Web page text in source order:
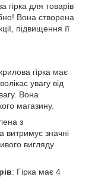
гірка для товарів
Вона створена
підвищення її
гірка має
увагу від
Вона
магазину.
з
витримує значні
вигляду
: Гірка має 4